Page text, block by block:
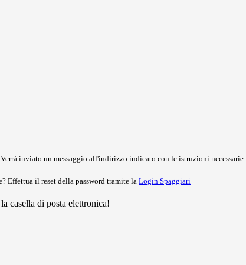
Verrà inviato un messaggio all'indirizzo indicato con le istruzioni necessarie.
Effettua il reset della password tramite la Login Spaggiari
casella di posta elettronica!